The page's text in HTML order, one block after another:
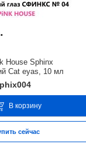
House Sphinx
Cat eyas, 10 мл
В корзину
сейчас